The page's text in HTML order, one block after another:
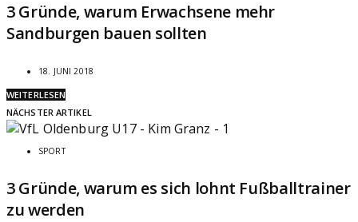
3 Gründe, warum Erwachsene mehr
Sandburgen bauen sollten
18. JUNI 2018
WEITERLESEN
NÄCHSTER ARTIKEL
SPORT
3 Gründe, warum es sich lohnt Fußballtrainer
zu werden